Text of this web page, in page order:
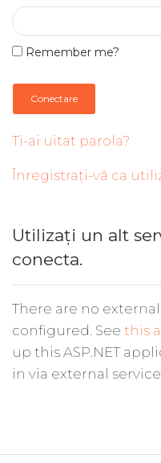
Remember me?
Conectare
Ti-ai uitat parola?
Înregistrați-vă ca
Utilizați un alt
conecta.
There are no
configured. See this
up this ASP.NET
in via external